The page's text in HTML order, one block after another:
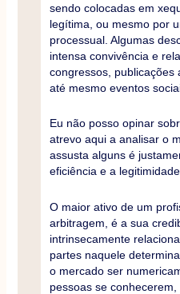
sendo colocadas em
legítima, ou mesmo por
processual. Algumas
intensa convivência e
congressos, publicações
até mesmo eventos
Eu não posso opinar
atrevo aqui a analisar o
assusta alguns é
eficiência e a
O maior ativo de um
arbitragem, é a sua
intrinsecamente
partes naquele
o mercado ser
pessoas se